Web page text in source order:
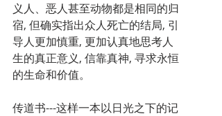
义人、恶人甚至动物都是相同的归
宿, 但确实指出众人死亡的结局, 引
导人更加慎重, 更加认真地思考人
生的真正意义, 信靠真神, 寻求永恒
的生命和价值。
传道书---这样一本以日光之下的记